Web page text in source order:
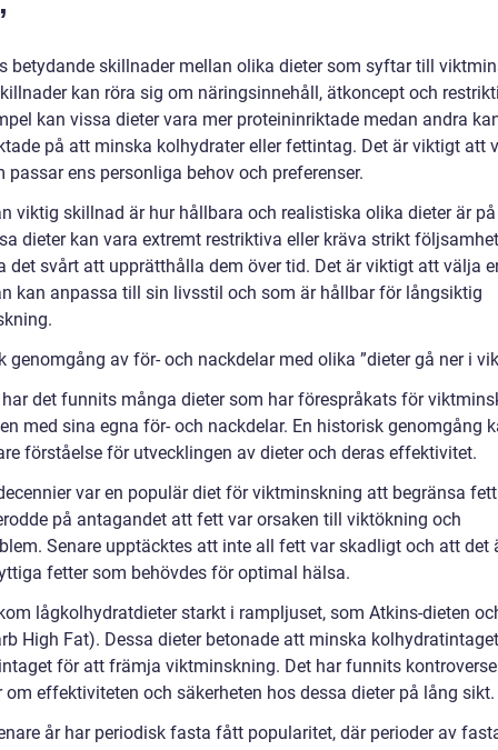
betydande skillnader mellan olika dieter som syftar till
kan röra sig om näringsinnehåll, ätkoncept och
kan vissa dieter vara mer proteininriktade medan andra
på att minska kolhydrater eller fettintag. Det är viktigt att
passar ens personliga behov och preferenser.
viktig skillnad är hur hållbara och realistiska olika dieter är
dieter kan vara extremt restriktiva eller kräva strikt
det svårt att upprätthålla dem över tid. Det är viktigt att välja
kan anpassa till sin livsstil och som är hållbar för långsiktig
genomgång av för- och nackdelar med olika ”dieter gå ner i
har det funnits många dieter som har förespråkats för
med sina egna för- och nackdelar. En historisk genomgång
förståelse för utvecklingen av dieter och deras effektivitet.
var en populär diet för viktminskning att begränsa
på antagandet att fett var orsaken till viktökning och
Senare upptäcktes att inte all fett var skadligt och att det
fetter som behövdes för optimal hälsa.
lågkolhydratdieter starkt i rampljuset, som Atkins-dieten
High Fat). Dessa dieter betonade att minska
för att främja viktminskning. Det har funnits
om effektiviteten och säkerheten hos dessa dieter på lång sikt.
år har periodisk fasta fått popularitet, där perioder av